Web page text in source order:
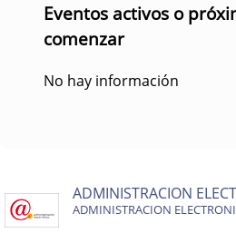
Eventos activos o
comenzar
No hay información
ADMINISTRACION
ADMINISTRACION